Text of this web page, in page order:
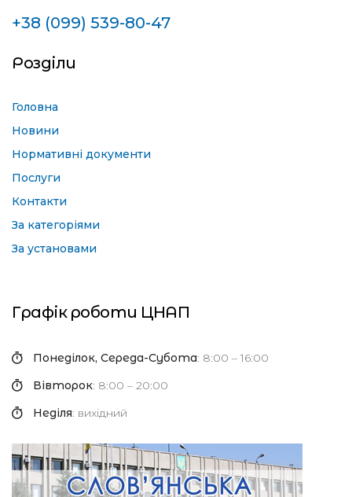
+38 (099) 539-80-47
Розділи
Головна
Новини
Нормативні документи
Послуги
Контакти
За категоріями
За установами
Графік роботи ЦНАП
Понеділок, Середа-Субота: 8:00 – 16:00
Вівторок: 8:00 – 20:00
Неділя: вихідний